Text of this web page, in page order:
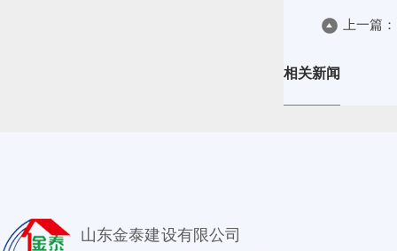
上一篇
相关新闻
山东金泰建设有限公司